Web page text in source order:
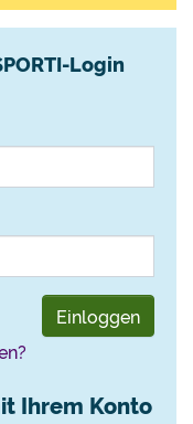
Login
Einloggen
Ihrem Konto